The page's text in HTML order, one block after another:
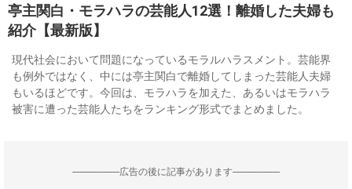
亭主関白・モラハラの芸能人12選！離婚した夫婦も
紹介【最新版】
現代社会において問題になっているモラルハラスメント。芸能界
も例外ではなく、中には亭主関白で離婚してしまった芸能人夫婦
もいるほどです。今回は、モラハラを加えた、あるいはモラハラ
被害に遭った芸能人たちをランキング形式でまとめました。
--------------------広告の後に記事があります--------------------